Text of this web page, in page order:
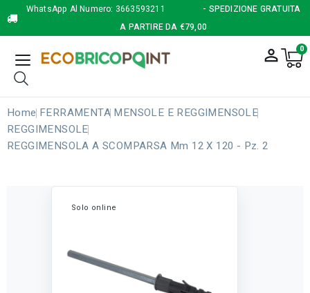
WhatsApp Al Numero: 3663593211
- SPEDIZIONE GRATUITA
A PARTIRE DA €79,00
person_outline 0
Home FERRAMENTA MENSOLE E REGGIMENSOLE
REGGIMENSOLE
REGGIMENSOLA A SCOMPARSA Mm 12 X 120 - Pz. 2
Solo online